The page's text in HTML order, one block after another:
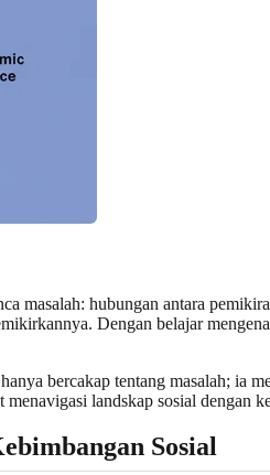
masalah: hubungan antara
Dengan belajar
bercakap tentang masalah; ia
landskap sosial
Sosial